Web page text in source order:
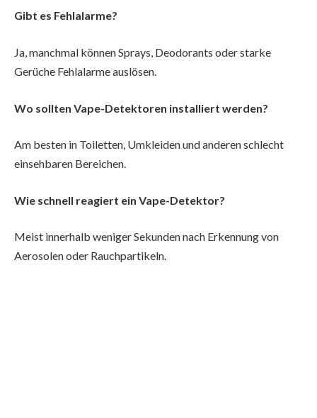
Gibt es Fehlalarme?
Ja, manchmal können Sprays, Deodorants oder starke
Gerüche Fehlalarme auslösen.
Wo sollten Vape-Detektoren installiert werden?
Am besten in Toiletten, Umkleiden und anderen schlecht
einsehbaren Bereichen.
Wie schnell reagiert ein Vape-Detektor?
Meist innerhalb weniger Sekunden nach Erkennung von
Aerosolen oder Rauchpartikeln.